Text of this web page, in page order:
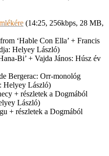
(14:25, 256kbps, 28 MB,
‘Hable Con Ella’ + Francis
Helyey László)
Bi’ + Vajda János: Húsz év
Bergerac: Orr-monológ
Helyey László)
+ részletek a Dogmából
László)
+ részletek a Dogmából